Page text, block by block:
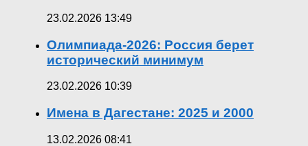
23.02.2026 13:49
Олимпиада-2026: Россия берет
исторический минимум
23.02.2026 10:39
Имена в Дагестане: 2025 и 2000
13.02.2026 08:41